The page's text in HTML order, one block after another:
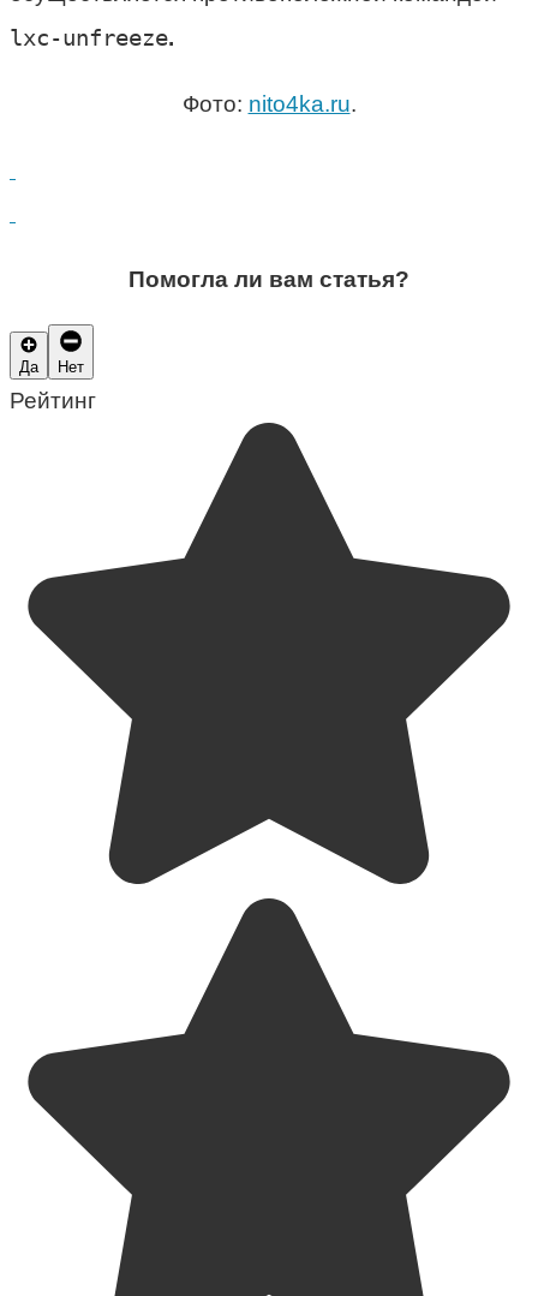
lxc-unfreeze.
Фото: nito4ka.ru.
Помогла ли вам статья?
Да Нет
Рейтинг